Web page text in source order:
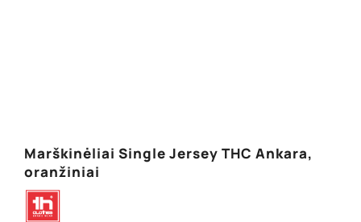
Marškinėliai Single Jersey THC Ankara,
oranžiniai